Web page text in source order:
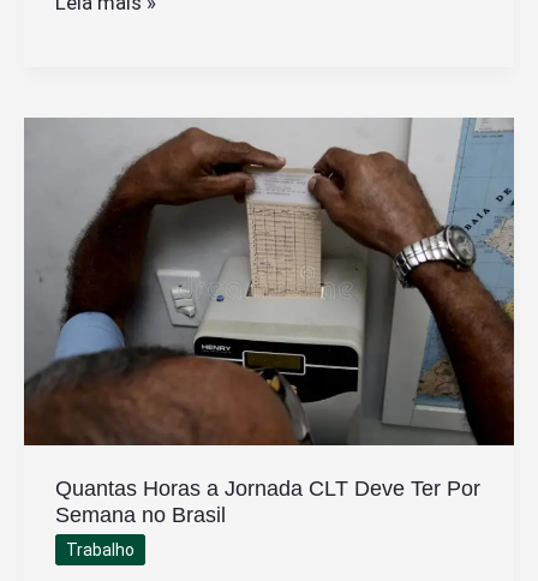
Porto
Alegre
Quantas Horas a Jornada CLT Deve Ter Por
Semana no Brasil
Trabalho